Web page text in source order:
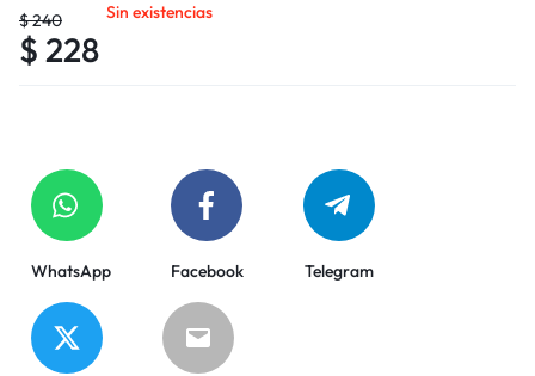
$240
$ 228
Sin existencias
WhatsApp Facebook Telegram